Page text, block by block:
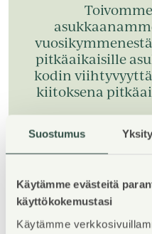
Suostumus
Käytämme evästeitä
käyttökokemustasi
Käytämme
pitkäaikaisille
kodin
kiitoksena
Tutustu